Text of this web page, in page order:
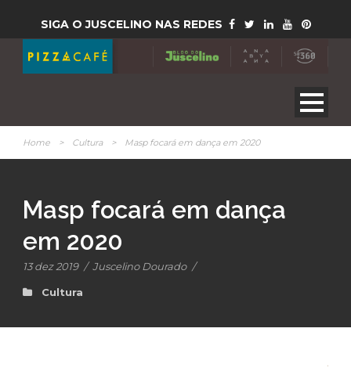
SIGA O JUSCELINO NAS REDES
Home > Cultura > Masp focará em dança em 2020
Masp focará em dança
em 2020
13 dez 2019 / Juscelino Dourado /
Cultura